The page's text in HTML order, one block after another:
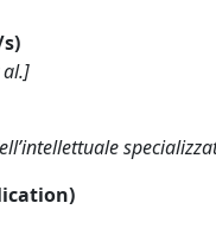
al.]